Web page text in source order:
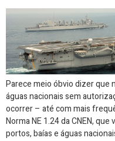
Parece meio óbvio dizer que
águas nacionais sem
ocorrer – até com mais
Norma NE 1.24 da CNEN,
portos, baías e águas